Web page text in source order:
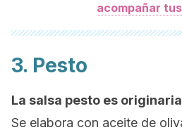
acompañar
3. Pesto
La salsa pesto es
Se elabora con aceite de